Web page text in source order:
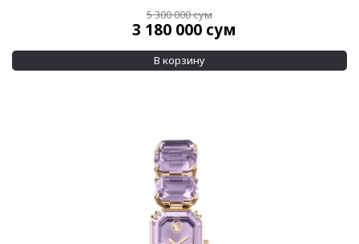
5 300 000сум
3 180 000 сум
В корзину